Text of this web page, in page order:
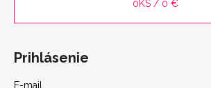
0KS / 0 €
Prihlásenie
E-mail